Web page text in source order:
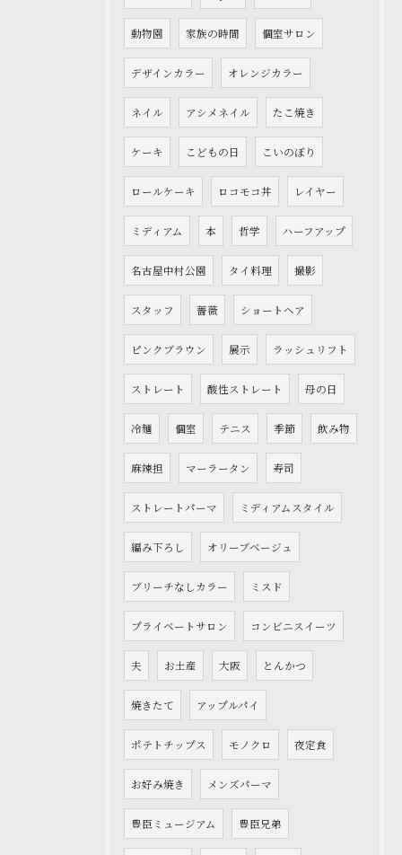
動物園 家族の時間 個室サロン
デザインカラー オレンジカラー
ネイル アシメネイル たこ焼き
ケーキ こどもの日 こいのぼり
ロールケーキ ロコモコ丼 レイヤー
ミディアム 本 哲学 ハーフアップ
名古屋中村公園 タイ料理 撮影
スタッフ 薔薇 ショートヘア
ピンクブラウン 展示 ラッシュリフト
ストレート 酸性ストレート 母の日
冷麺 個室 テニス 季節 飲み物
麻辣担 マーラータン 寿司
ストレートパーマ ミディアムスタイル
編み下ろし オリーブベージュ
ブリーチなしカラー ミスド
プライベートサロン コンビニスイーツ
夫 お土産 大阪 とんかつ
焼きたて アップルパイ
ポテトチップス モノクロ 夜定食
お好み焼き メンズパーマ
豊臣ミュージアム 豊臣兄弟